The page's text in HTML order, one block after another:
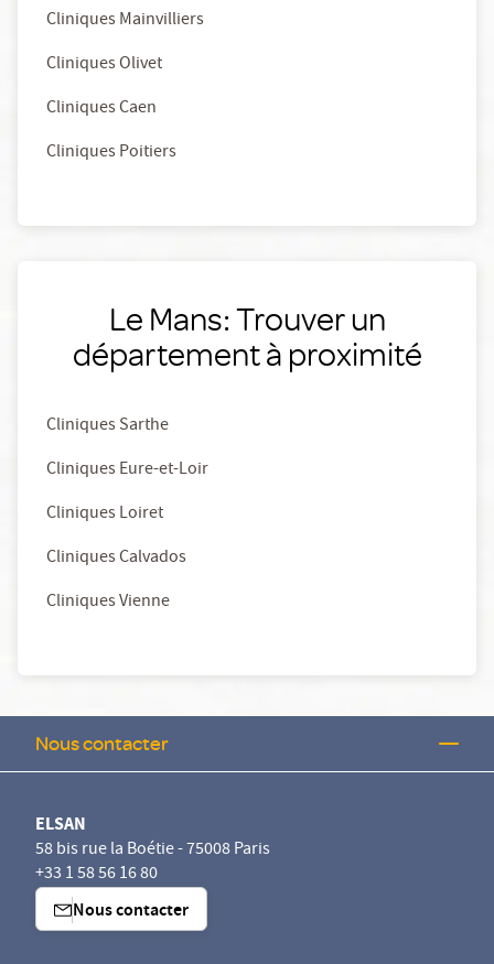
Cliniques Mainvilliers
Cliniques Olivet
Cliniques Caen
Cliniques Poitiers
Le Mans: Trouver un
département à proximité
Cliniques Sarthe
Cliniques Eure-et-Loir
Cliniques Loiret
Cliniques Calvados
Cliniques Vienne
Nous contacter
ELSAN
58 bis rue la Boétie - 75008 Paris
+33 1 58 56 16 80
Nous contacter